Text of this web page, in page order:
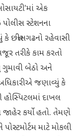
એક
પોલીસ સ્ટેશનના
છત્તીસગઢનો રહેવાસી
તરીકે કામ કરતો
ગુમાવી બેઠો અને
જણાવ્યું કે
હોસ્પિટલમાં દાખલ
કર્યો હતો. તેમણે
માટે મોકલી